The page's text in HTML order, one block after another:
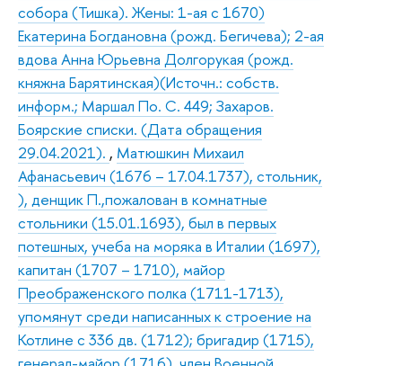
собора (Тишка). Жены: 1-ая с 1670)
Екатерина Богдановна (рожд. Бегичева); 2-ая
вдова Анна Юрьевна Долгорукая (рожд.
княжна Барятинская)(Источн.: собств.
информ.; Маршал По. С. 449; Захаров.
Боярские списки. (Дата обращения
29.04.2021). , Матюшкин Михаил
Афанасьевич (1676 – 17.04.1737), стольник,
), денщик П.,пожалован в комнатные
стольники (15.01.1693), был в первых
потешных, учеба на моряка в Италии (1697),
капитан (1707 – 1710), майор
Преображенского полка (1711-1713),
упомянут среди написанных к строение на
Котлине с 336 дв. (1712); бригадир (1715),